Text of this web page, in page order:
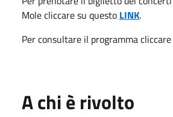
Mole cliccare su questo LINK.
Per consultare il programma
A chi è rivolto